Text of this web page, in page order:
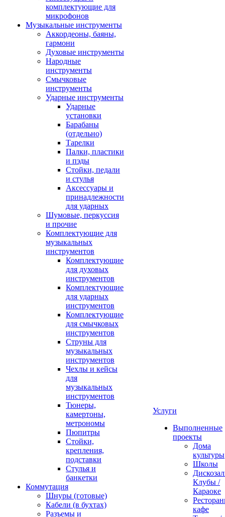
комплектующие для
микрофонов
Музыкальные инструменты
Аккордеоны, баяны,
гармони
Духовые инструменты
Народные
инструменты
Смычковые
инструменты
Ударные инструменты
Ударные
установки
Барабаны
(отдельно)
Тарелки
Палки, пластики
и пэды
Стойки, педали
и стулья
Аксессуары и
принадлежности
для ударных
Шумовые, перкуссия
и прочие
Комплектующие для
музыкальных
инструментов
Комплектующие
для духовых
инструментов
Комплектующие
для ударных
инструментов
Комплектующие
для смычковых
инструментов
Струны для
музыкальных
инструментов
Чехлы и кейсы
для
музыкальных
инструментов
Тюнеры,
камертоны,
метрономы
Пюпитры
Стойки,
крепления,
подставки
Стулья и
банкетки
Коммутация
Шнуры (готовые)
Кабели (в бухтах)
Разъемы и
Услуги
Выполненные
проекты
Дома
культуры
Школы
Клубы /
Караоке
кафе